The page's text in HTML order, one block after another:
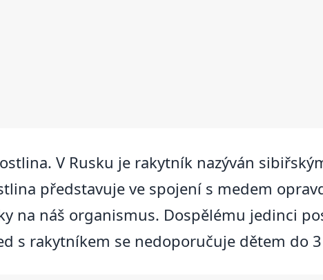
V Rusku je rakytník nazýván
představuje ve spojení s medem
na náš organismus. Dospělému jedinci
s rakytníkem se nedoporučuje dětem do